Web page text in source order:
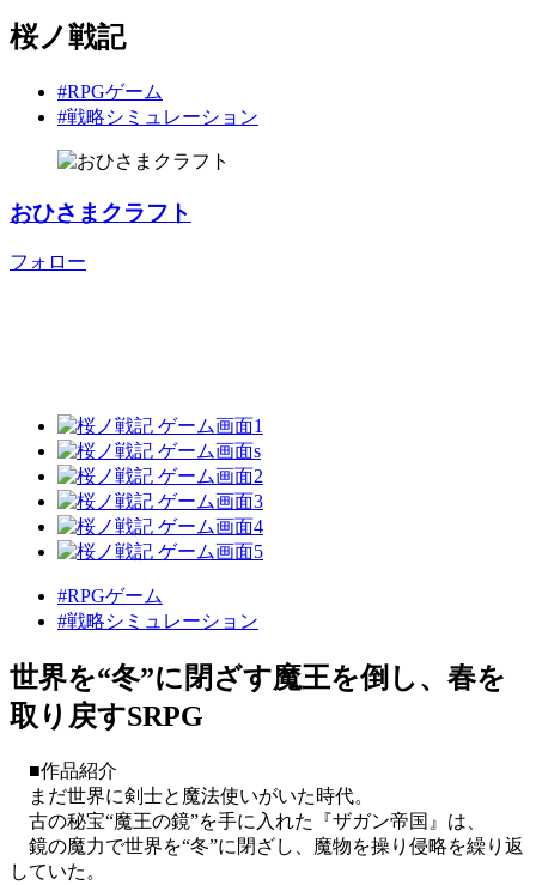
桜ノ戦記
#RPGゲーム
#戦略シミュレーション
おひさまクラフト
フォロー
#RPGゲーム
#戦略シミュレーション
世界を“冬”に閉ざす魔王を倒し、春を
取り戻すSRPG
■作品紹介
まだ世界に剣士と魔法使いがいた時代。
古の秘宝“魔王の鏡”を手に入れた『ザガン帝国』は、
鏡の魔力で世界を“冬”に閉ざし、魔物を操り侵略を繰り返
していた。